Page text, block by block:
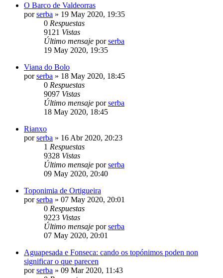
O Barco de Valdeorras
porserba » 19 May 2020, 19:35
0 Respuestas
9121 Vistas
Último mensaje porserba
19 May 2020, 19:35
Viana do Bolo
porserba » 18 May 2020, 18:45
0 Respuestas
9097 Vistas
Último mensaje porserba
18 May 2020, 18:45
Rianxo
porserba » 16 Abr 2020, 20:23
1 Respuestas
9328 Vistas
Último mensaje porserba
09 May 2020, 20:40
Toponimia de Ortigueira
porserba » 07 May 2020, 20:01
0 Respuestas
9223 Vistas
Último mensaje porserba
07 May 2020, 20:01
Aguapesada e Fonseca: cando os topónimos poden non
significar o que parecen
porserba » 09 Mar 2020, 11:43